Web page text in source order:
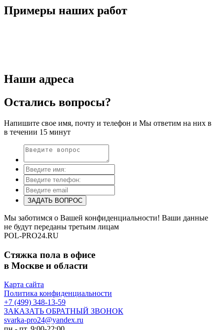
Примеры наших работ
Наши адреса
Остались вопросы?
Напишите свое имя, почту и телефон и Мы ответим на них в
в течении 15 минут
ЗАДАТЬ ВОПРОС
Мы заботимся о Вашей конфиденциальности! Ваши данные
не будут переданы третьим лицам
POL-PRO24.RU
Стяжка пола в офисе
в Москве и области
Карта сайта
Политика конфиденциальности
+7 (499) 348-13-59
ЗАКАЗАТЬ ОБРАТНЫЙ ЗВОНОК
svarka-pro24@yandex.ru